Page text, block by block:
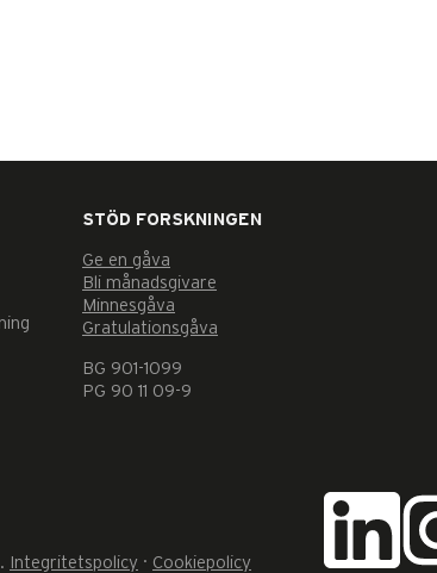
STÖD FORSKNINGEN
Ge en gåva
Bli månadsgivare
Minnesgåva
Gratulationsgåva
BG 901-1099
PG 90 11 09-9
Integritetspolicy · Cookiepolicy